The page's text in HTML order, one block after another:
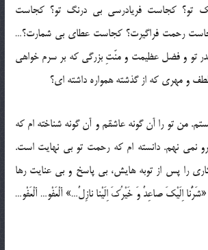
تو؟ کجاست فریادرسی بی درنگ تو؟ کجاست
رحمت فراگیرت؟ کجاست عطای بی شمارت؟…
تو و فضل عظیمت و منّتِ بزرگی که بر سرم خواهی
و مهری که از گذشته همواره داشته ای؟
من تو را آن گونه عاشقم و آن گونه شناخته ام که
نمی نهم. دانسته ام که رحمت تو بی نهایت است.
را پس از توبه هایش، بی پاسخ و بی عنایت رها
اِلَیْکَ صاعِدٌ وَ خَیْرُکَ اِلَیْنا نازِلٌ…» ألْعَفْو… ألْعَفْو…